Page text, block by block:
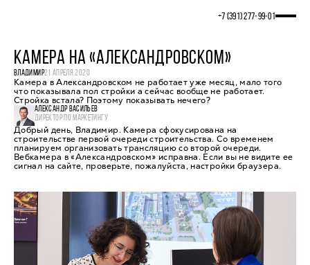
+7 (391) 277‒99‒01
КАМЕРА НА «АЛЕКСАНДРОВСКОМ»
ВЛАДИМИР21 АПРЕЛЯ 2020
Камера в Александровском не работает уже месяц, мало того
что показывала пол стройки а сейчас вообще не работает.
Стройка встала? Поэтому показывать нечего?
АЛЕКСАНДР ВАСИЛЬЕВ
ДИРЕКТОР ПО МАРКЕТИНГУ
Добрый день, Владимир. Камера сфокусирована на
строительстве первой очереди строительства. Со временем
планируем организовать трансляцию со второй очереди.
Вебкамера в «Александровском» исправна. Если вы не видите ее
сигнал на сайте, проверьте, пожалуйста, настройки браузера.